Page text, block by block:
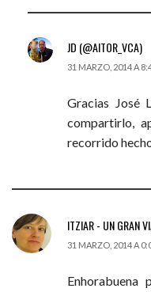
JD (@AITOR_VCA)
31 MARZO, 2014 A
Gracias José
compartirlo,
recorrido
ITZIAR - UN GRAN
31 MARZO, 2014 A